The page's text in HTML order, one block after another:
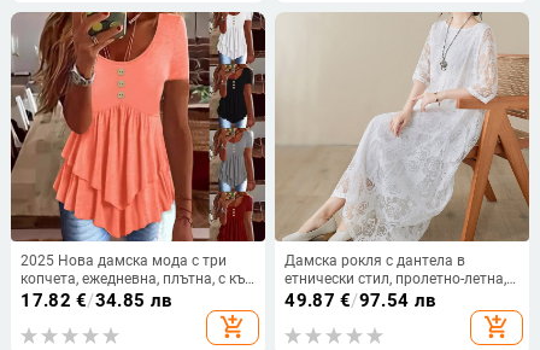
2025 Нова дамска мода с три
копчета, ежедневна, плътна, с къс
ръкав, Amazon, трансгранична,
европейска и американска
17.82 €/34.85 лв
add_shopping_cart
Дамска рокля с дантела в
етнически стил, пролетно-летна,
широка винтидж рокля, дълга
рокля за морска почивка, с А-
силует и фея
49.87 €/97.54 лв
add_shopping_cart